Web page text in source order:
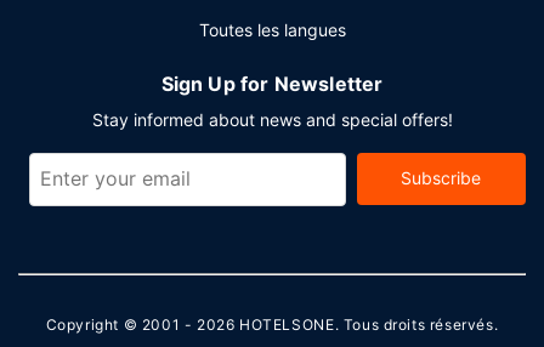
Toutes les langues
Sign Up for Newsletter
Stay informed about news and special offers!
Subscribe
Copyright © 2001 - 2026 HOTELSONE. Tous droits réservés.